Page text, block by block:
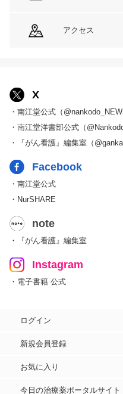
アクセス
X
・南江堂公式（
・南江堂洋書部公式（
・『がん看護』編集室（
Facebook
・南江堂公式
・NurSHARE
note
・『がん看護』編集室
Instagram
・電子書籍 公式
ログイン
新規会員登録
お気に入り
今日の治療薬ポータルサイト